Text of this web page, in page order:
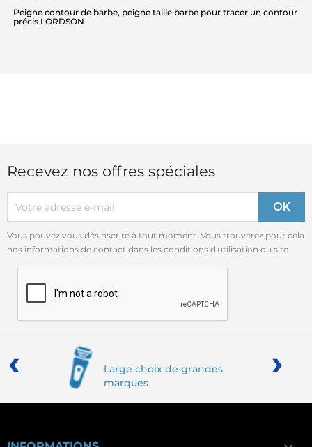
Peigne contour de barbe, peigne taille barbe pour tracer un contour
précis LORDSON
Recevez nos offres spéciales
Vous pouvez vous désinscrire à tout moment. Vous trouverez pour cela
nos informations de contact dans les conditions d'utilisation du site.
Large choix de grandes
marques
‹ ›